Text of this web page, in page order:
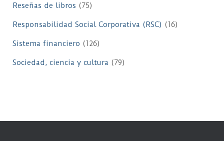
Reseñas de libros (75)
Responsabilidad Social Corporativa (RSC) (16)
Sistema financiero (126)
Sociedad, ciencia y cultura (79)